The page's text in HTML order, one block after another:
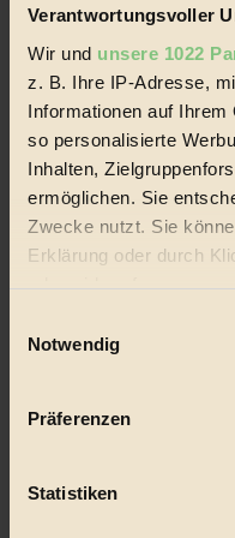
Verantwortungsvoller
Wir und unsere 1022
z. B. Ihre IP-Adresse,
Informationen auf
so personalisierte
Inhalten,
ermöglichen. Sie
Zwecke nutzt. Sie
Erklärung oder durch
oder widerrufen
Wenn Sie es erlauben,
Ihr Gerät durch
Erfahren Sie mehr
Notwendig
Präferenzen
Statistiken
Lebenswandel. Es ist eine
und Produkte, ein Leitfaden
Handels mit Bioprodukten,
alternativer Energien.
Social Media
22.601 Fans auf Facebook
3.415 Follower auf Twitter
Folge uns auf Instagram
Themen